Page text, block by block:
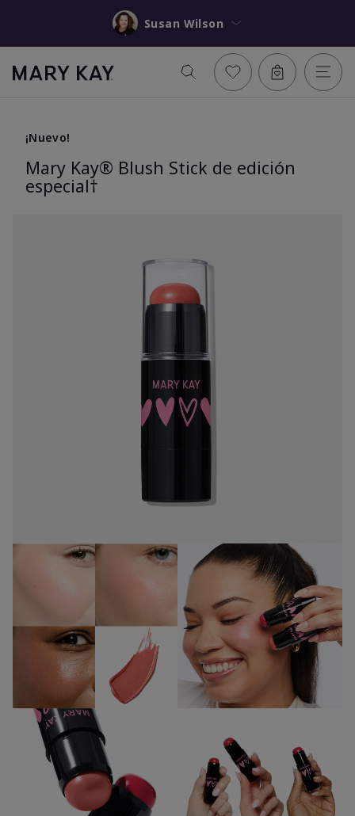
Susan Wilson
¡Nuevo!
Mary Kay® Blush Stick de edición
especial†